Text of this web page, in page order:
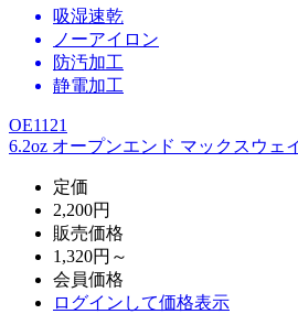
吸湿速乾
ノーアイロン
防汚加工
静電加工
OE1121
6.2oz オープンエンド マックスウェ
定価
2,200円
販売価格
1,320円～
会員価格
ログイン して価格表示